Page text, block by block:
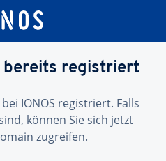
bereits registriert
IONOS registriert. Falls
können Sie sich jetzt
zugreifen.